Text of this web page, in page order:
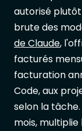
autorisé
brute des
de Claude,
facturés
facturation
Code, aux
selon la
mois,